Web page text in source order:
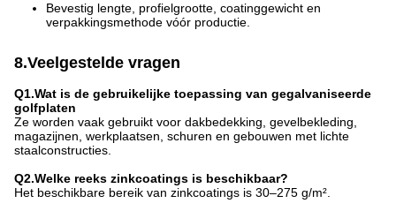
Bevestig lengte, profielgrootte, coatinggewicht en
verpakkingsmethode vóór productie.
8.Veelgestelde vragen
Q1.Wat is de gebruikelijke toepassing van gegalvaniseerde
golfplaten
Ze worden vaak gebruikt voor dakbedekking, gevelbekleding,
magazijnen, werkplaatsen, schuren en gebouwen met lichte
staalconstructies.
Q2.Welke reeks zinkcoatings is beschikbaar?
Het beschikbare bereik van zinkcoatings is 30–275 g/m².